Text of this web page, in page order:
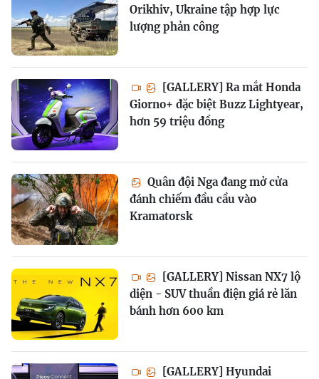
Orikhiv, Ukraine tập hợp lực
lượng phản công
[GALLERY] Ra mắt Honda
Giorno+ đặc biệt Buzz Lightyear,
hơn 59 triệu đồng
Quân đội Nga đang mở cửa
đánh chiếm đầu cầu vào
Kramatorsk
[GALLERY] Nissan NX7 lộ
diện - SUV thuần điện giá rẻ lăn
bánh hơn 600 km
[GALLERY] Hyundai